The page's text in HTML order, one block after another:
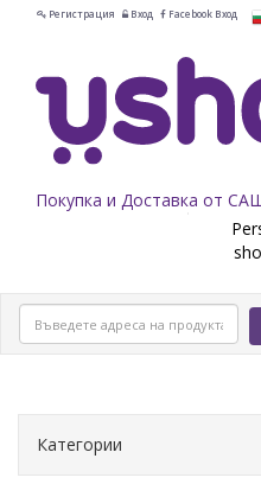
Регистрация Вход Facebook Вход
Покупка и Доставка от
Категории